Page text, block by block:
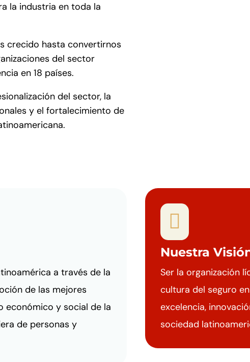
la industria en toda la
crecido hasta convertirnos
del sector
en 18 países.
del sector, la
y el fortalecimiento de
a través de la
de las mejores
económico y social de la
de personas y

Nuestra
Ser la organización
cultura del seguro
excelencia,
sociedad